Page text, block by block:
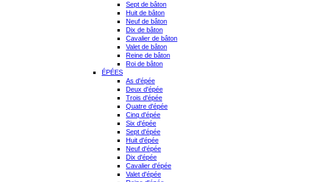
Sept de bâton
Huit de bâton
Neuf de bâton
Dix de bâton
Cavalier de bâton
Valet de bâton
Reine de bâton
Roi de bâton
ÉPÉES
As d'épée
Deux d'épée
Trois d'épée
Quatre d'épée
Cinq d'épée
Six d'épée
Sept d'épée
Huit d'épée
Neuf d'épée
Dix d'épée
Cavalier d'épée
Valet d'épée